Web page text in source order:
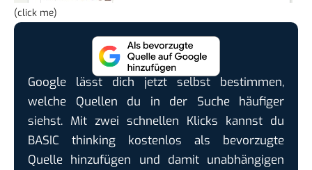
(click me)
Google lässt dich jetzt selbst bestimmen,
welche Quellen du in der Suche häufiger
siehst. Mit zwei schnellen Klicks kannst du
BASIC thinking kostenlos als bevorzugte
Quelle hinzufügen und damit unabhängigen